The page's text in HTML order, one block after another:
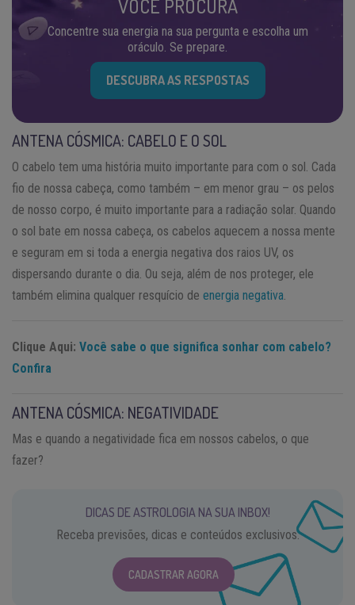
VOCÊ PROCURA
Concentre sua energia na sua pergunta e escolha um
oráculo. Se prepare.
DESCUBRA AS RESPOSTAS
ANTENA CÓSMICA: CABELO E O SOL
O cabelo tem uma história muito importante para com o sol. Cada
fio de nossa cabeça, como também – em menor grau – os pelos
de nosso corpo, é muito importante para a radiação solar. Quando
o sol bate em nossa cabeça, os cabelos aquecem a nossa mente
e seguram em si toda a energia negativa dos raios UV, os
dispersando durante o dia. Ou seja, além de nos proteger, ele
também elimina qualquer resquício de energia negativa
Clique Aqui: Você sabe o que significa sonhar com cabelo?
Confira
ANTENA CÓSMICA: NEGATIVIDADE
Mas e quando a negatividade fica em nossos cabelos, o que
fazer?
DICAS DE ASTROLOGIA NA SUA INBOX!
Receba previsões, dicas e conteúdos exclusivos.
CADASTRAR AGORA